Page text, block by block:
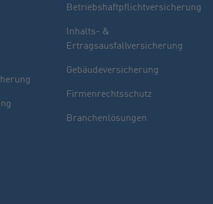
Betriebshaftpflichtversicherung
Inhalts- &
Ertragsausfallversicherung
Gebäudeversicherung
Firmenrechtsschutz
Branchenlösungen